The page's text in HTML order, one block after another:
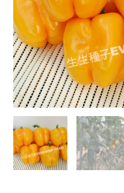
量